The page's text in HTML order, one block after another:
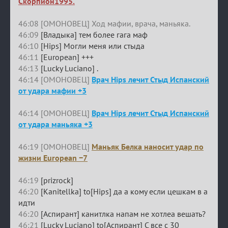
46:08 [ОМОНОВЕЦ] Ход мафии, врача, маньяка.
46:09 [Владыка] тем более гага маф
46:10 [Hips] Могли меня или стыда
46:11 [European] +++
46:13 [Lucky Luciano] .
46:14 [ОМОНОВЕЦ] Врач Hips лечит Стыд Испанский
от удара мафии +3
46:14 [ОМОНОВЕЦ] Врач Hips лечит Стыд Испанский
от удара маньяка +3
46:19 [ОМОНОВЕЦ] Маньяк Белка наносит удар по
жизни European −7
46:19 [prizrock]
46:20 [Kanitellka] to[Hips] да а кому если цешкам в а
идти
46:20 [Аспирант] канитлка напам не хотлеа вешать?
46:21 [Lucky Luciano] to[Аспирант] С все с 30